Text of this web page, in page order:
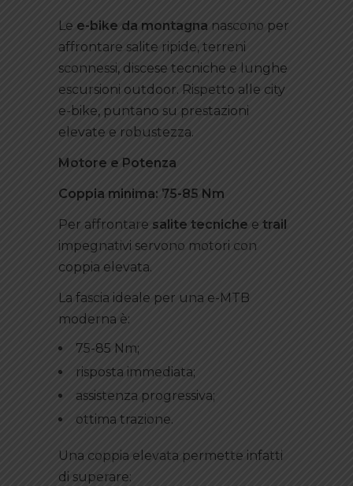
Le e-bike da montagna nascono per
affrontare salite ripide, terreni
sconnessi, discese tecniche e lunghe
escursioni outdoor. Rispetto alle city
e-bike, puntano su prestazioni
elevate e robustezza.
Motore e Potenza
Coppia minima: 75-85 Nm
Per affrontare salite tecniche e trail
impegnativi servono motori con
coppia elevata.
La fascia ideale per una e-MTB
moderna è:
75-85 Nm;
risposta immediata;
assistenza progressiva;
ottima trazione.
Una coppia elevata permette infatti
di superare: